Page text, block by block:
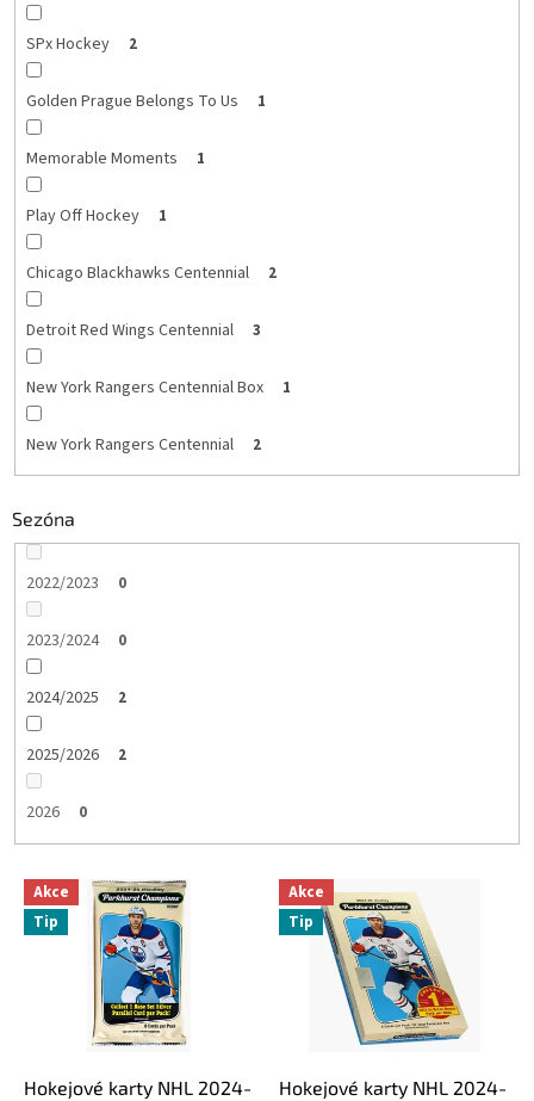
SPx Hockey 2
Golden Prague Belongs To Us 1
Memorable Moments 1
Play Off Hockey 1
Chicago Blackhawks Centennial 2
Detroit Red Wings Centennial 3
New York Rangers Centennial Box 1
New York Rangers Centennial 2
Sezóna
2022/2023 0
2023/2024 0
2024/2025 2
2025/2026 2
2026 0
V
p
Akce
Tip
Hokejové karty NHL 2024-
Akce
Tip
Hokejové karty NHL 2024-